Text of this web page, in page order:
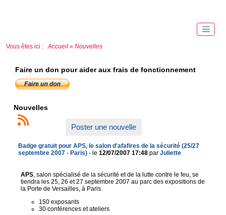
Vous êtes ici : Accueil » Nouvelles
Faire un don pour aider aux frais de fonctionnement
Nouvelles
Poster une nouvelle
Badge gratuit pour APS, le salon d'afafires de la sécurité (25/27
septembre 2007 - Paris) - le 12/07/2007 17:48par Juliette
APS, salon spécialisé de la sécurité et de la lutte contre le feu, se
tiendra les 25, 26 et 27 septembre 2007 au parc des expositions de
la Porte de Versailles, à Paris.
150 exposants
30 conférences et ateliers